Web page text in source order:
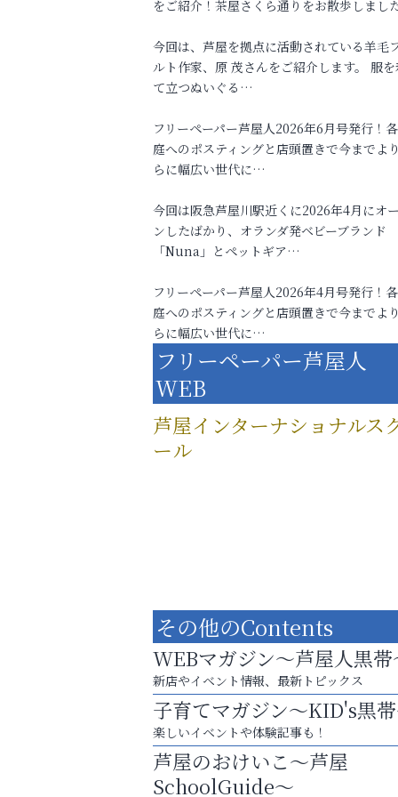
をご紹介！茶屋さくら通りをお散歩しまし
今回は、芦屋を拠点に活動されている羊毛
ルト作家、原 茂さんをご紹介します。 服を
て立つぬいぐる…
フリーペーパー芦屋人2026年6月号発行！
庭へのポスティングと店頭置きで今までよ
らに幅広い世代に…
今回は阪急芦屋川駅近くに2026年4月にオ
ンしたばかり、オランダ発ベビーブランド
「Nuna」とペットギア…
フリーペーパー芦屋人2026年4月号発行！
庭へのポスティングと店頭置きで今までよ
らに幅広い世代に…
フリーペーパー芦屋人
WEB
芦屋インターナショナルス
ール
「この学校に出会えて、本当によかった。
アテイン音楽教室
その他のContents
WEBマガジン～芦屋人黒帯
新店やイベント情報、最新トピックス
子育てマガジン～KID's黒
楽しいイベントや体験記事も！
芦屋のおけいこ～芦屋
SchoolGuide～